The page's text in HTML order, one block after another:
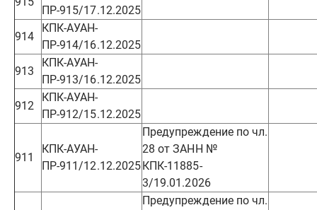
ПР-915/17.12.2025
914
КПК-АУАН-
ПР-914/16.12.2025
913
КПК-АУАН-
ПР-913/16.12.2025
912
КПК-АУАН-
ПР-912/15.12.2025
911
КПК-АУАН-
ПР-911/12.12.2025
Предупреждение по чл.
28 от ЗАНН №
КПК-11885-
3/19.01.2026
Предупреждение по чл.